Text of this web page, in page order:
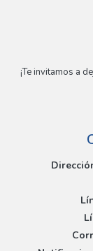
¡Te invitamos a